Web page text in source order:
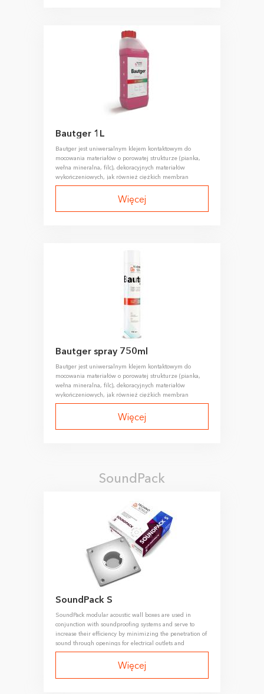
Bautger 1L
Bautger jest uniwersalnym klejem kontaktowym do
mocowania materiałów o porowatej strukturze (pianka,
wełna mineralna, filc), dekoracyjnych materiałów
wykończeniowych, jak również ciężkich membran
dźwiękochłonnych.
Więcej
Bautger spray 750ml
Bautger jest uniwersalnym klejem kontaktowym do
mocowania materiałów o porowatej strukturze (pianka,
wełna mineralna, filc), dekoracyjnych materiałów
wykończeniowych, jak również ciężkich membran
dźwiękochłonnych.
Więcej
SoundPack
SoundPack S
SoundPack modular acoustic wall boxes are used in
conjunction with soundproofing systems and serve to
increase their efficiency by minimizing the penetration of
sound through openings for electrical outlets and
switches.
Więcej